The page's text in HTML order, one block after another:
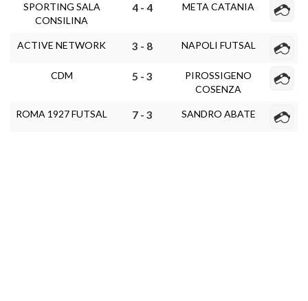
SPORTING SALA
CONSILINA
4 - 4 META CATANIA
ACTIVE NETWORK 3 - 8 NAPOLI FUTSAL
CDM 5 - 3
PIROSSIGENO
COSENZA
ROMA 1927 FUTSAL 7 - 3 SANDRO ABATE